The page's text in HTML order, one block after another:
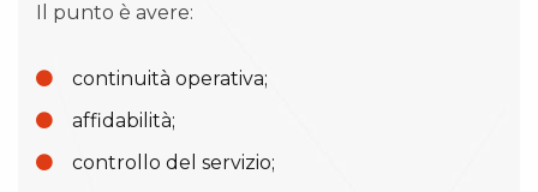
Il punto è avere:
continuità operativa;
affidabilità;
controllo del servizio;